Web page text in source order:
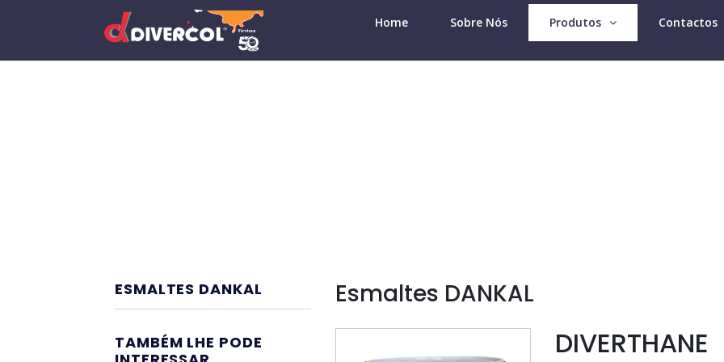
Home Sobre Nós Produtos Contactos
Esmaltes DANKAL
DIVERTHANE
ESMALTES DANKAL
TAMBÉM LHE PODE